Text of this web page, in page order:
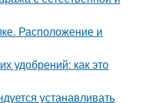
Расположение и
удобрений: как это
устанавливать